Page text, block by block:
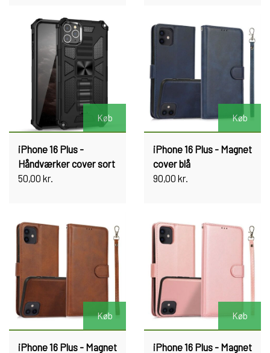
Køb
iPhone 16 Plus -
Håndværker cover sort
50,00 kr.
Køb
iPhone 16 Plus - Magnet
cover blå
90,00 kr.
Køb
iPhone 16 Plus - Magnet
Køb
iPhone 16 Plus - Magnet